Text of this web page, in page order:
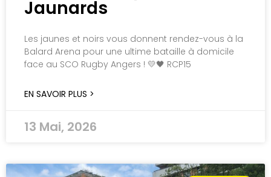
Jaunards
Les jaunes et noirs vous donnent rendez-vous à la
Balard Arena pour une ultime bataille à domicile
face au SCO Rugby Angers ! 💛🖤 RCP15
EN SAVOIR PLUS >
13 Mai, 2026